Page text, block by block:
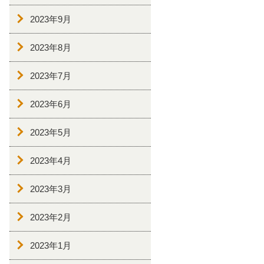
2023年9月
2023年8月
2023年7月
2023年6月
2023年5月
2023年4月
2023年3月
2023年2月
2023年1月